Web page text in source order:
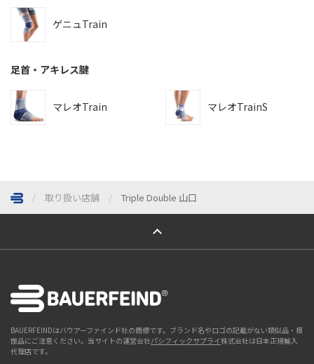
ゲニュTrain
足首・アキレス腱
マレオTrain マレオTrainS
取り扱い店舗 Triple Double 山口
ページトップへ
BAUERFEINDはバウアーファインド社の商標です。ブランド名やロゴの記載がない類似品・模
倣品にご注意ください。当サイトの運営会社パシフィックサプライ株式会社は日本正規輸入
代理店です。